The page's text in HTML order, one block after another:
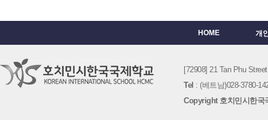
HOME 개
[72908] 21 Tan Phu
Tel : (베트남)028-3780-
Copyright 호치민시한국